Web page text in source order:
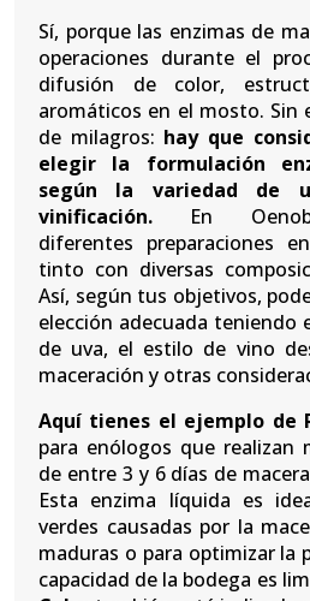
Sí, porque las enzimas de
operaciones durante el
difusión de color,
aromáticos en el mosto. Sin
de milagros: hay que
elegir la formulación
según la variedad
vinificación. En
diferentes preparaciones
tinto con diversas
Así, según tus objetivos,
elección adecuada teniendo
de uva, el estilo de vino
maceración y otras
Aquí tienes el ejemplo de
para enólogos que realizan
de entre 3 y 6 días de
Esta enzima líquida es
verdes causadas por la
maduras o para optimizar la
capacidad de la bodega es